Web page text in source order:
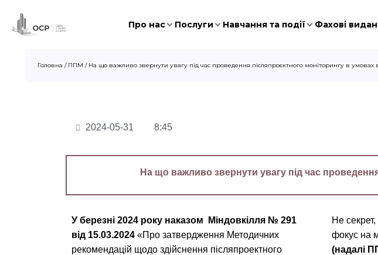
Про нас Послуги Навчання та події Фахові
Головна / ППМ / На що важливо звернути увагу під час проведення післяпроєктного моніторингу в умовах
2024-05-31 8:45
На що важливо звернути увагу під час
У березні 2024 року наказом Міндовкілля № 291
від 15.03.2024 «Про затвердження Методичних
рекомендацій щодо здійснення післяпроектного
Не
фокус на
(надалі